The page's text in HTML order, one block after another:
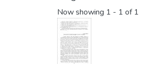
Now showing 1 - 1 of 1